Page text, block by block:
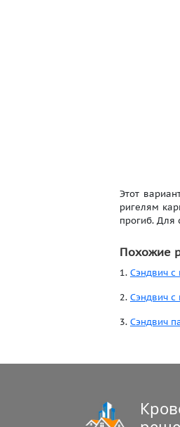
Этот
ригелям
прогиб. Для
Похожие
1. Сэндвич с
2. Сэндвич с
3. Сэндвич